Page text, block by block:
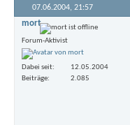
07.06.2004, 21:57
mort
Forum-Aktivist
Dabei seit
12.05.2004
Beiträge
2.085